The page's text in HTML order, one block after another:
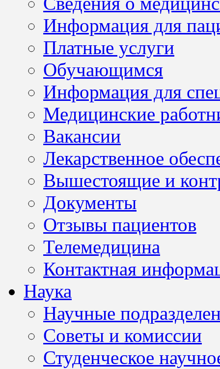
Информация для
Платные услуги
Обучающимся
Информация для
Медицинские
Вакансии
Лекарственное
Вышестоящие и
Документы
Отзывы пациентов
Телемедицина
Контактная
Наука
Научные
Советы и комиссии
Студенческое